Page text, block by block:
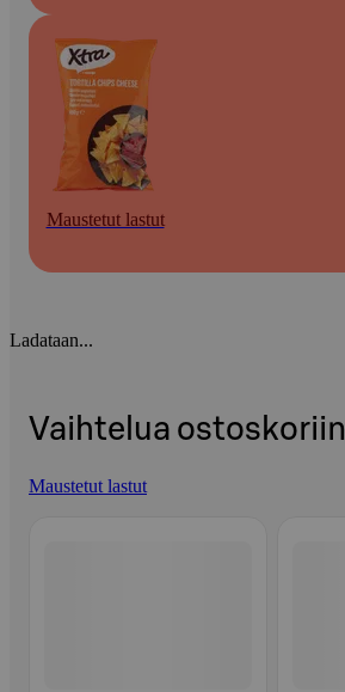
Maustetut lastut
Ladataan...
Vaihtelua ostoskoriin
Maustetut lastut